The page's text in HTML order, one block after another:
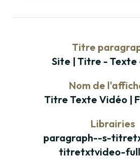
Titre
Site | Titre - Texte
Nom de
Titre Texte Vidéo |
Librairies
paragraph--s-
titretxtvideo-